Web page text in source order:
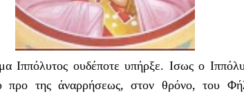
Ιππόλυτος ουδέποτε υπήρξε. Ισως ο
προ της άναρρήσεως, στον θρόνο, του